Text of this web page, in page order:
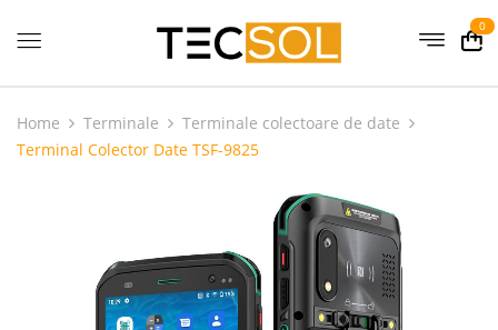
0
Home Terminale
Terminale colectoare de date
Terminal Colector Date TSF-9825